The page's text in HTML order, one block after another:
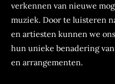
verkennen van nieuwe
muziek. Door te luisteren
en artiesten kunnen we
hun unieke benadering
en arrangementen.